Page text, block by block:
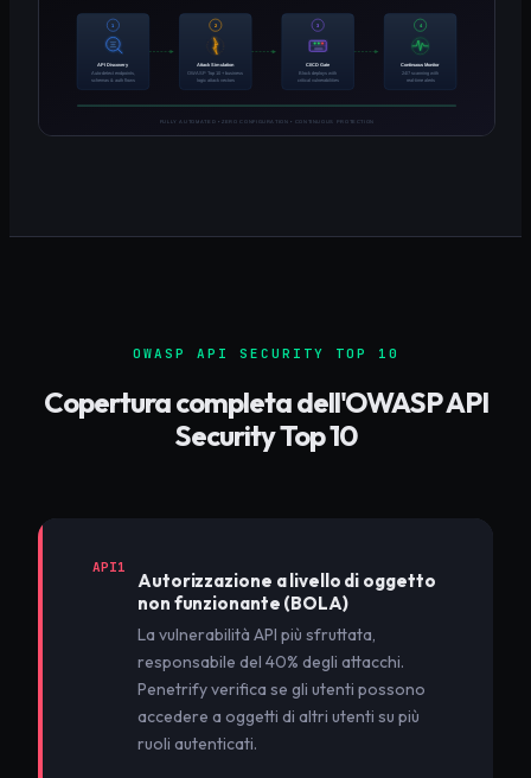
OWASP API SECURITY TOP 10
Copertura completa dell'OWASP API
Security Top 10
API1
Autorizzazione a livello di oggetto
non funzionante (BOLA)
La vulnerabilità API più sfruttata,
responsabile del 40% degli attacchi.
Penetrify verifica se gli utenti possono
accedere a oggetti di altri utenti su più
ruoli autenticati.